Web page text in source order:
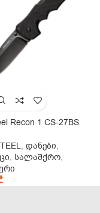
Recon 1 CS-27BS
, დანები,
, სალაშქრო,